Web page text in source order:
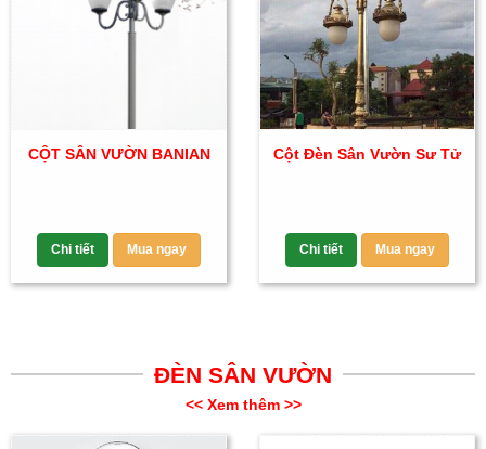
CỘT SÂN VƯỜN BANIAN
Chi tiết Mua ngay
Cột Đèn Sân Vườn Sư Tử
Chi tiết Mua ngay
ĐÈN SÂN VƯỜN
<< Xem thêm >>